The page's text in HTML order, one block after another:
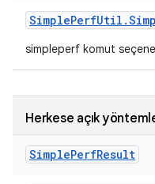
SimplePerfUtil .
simpleperf komut
Herkese açık
SimplePerfResult